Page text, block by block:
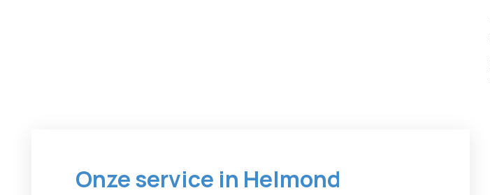
Onze service in Helmond